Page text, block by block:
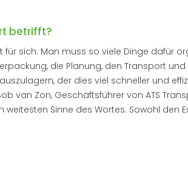
betrifft?
sich. Man muss so viele Dinge dafür
die Planung, den Transport und
der dies viel schneller und
van Zon, Geschäftsführer von ATS
Sinne des Wortes. Sowohl den